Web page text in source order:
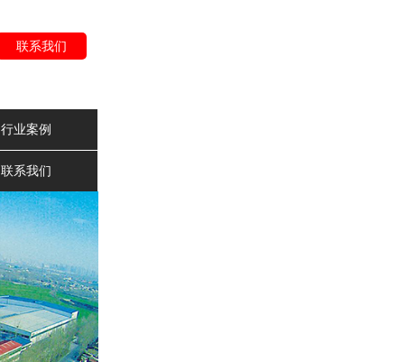
联系我们
行业案例
联系我们